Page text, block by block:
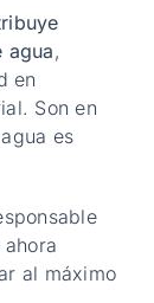
agua,
en
Son en
es
al máximo